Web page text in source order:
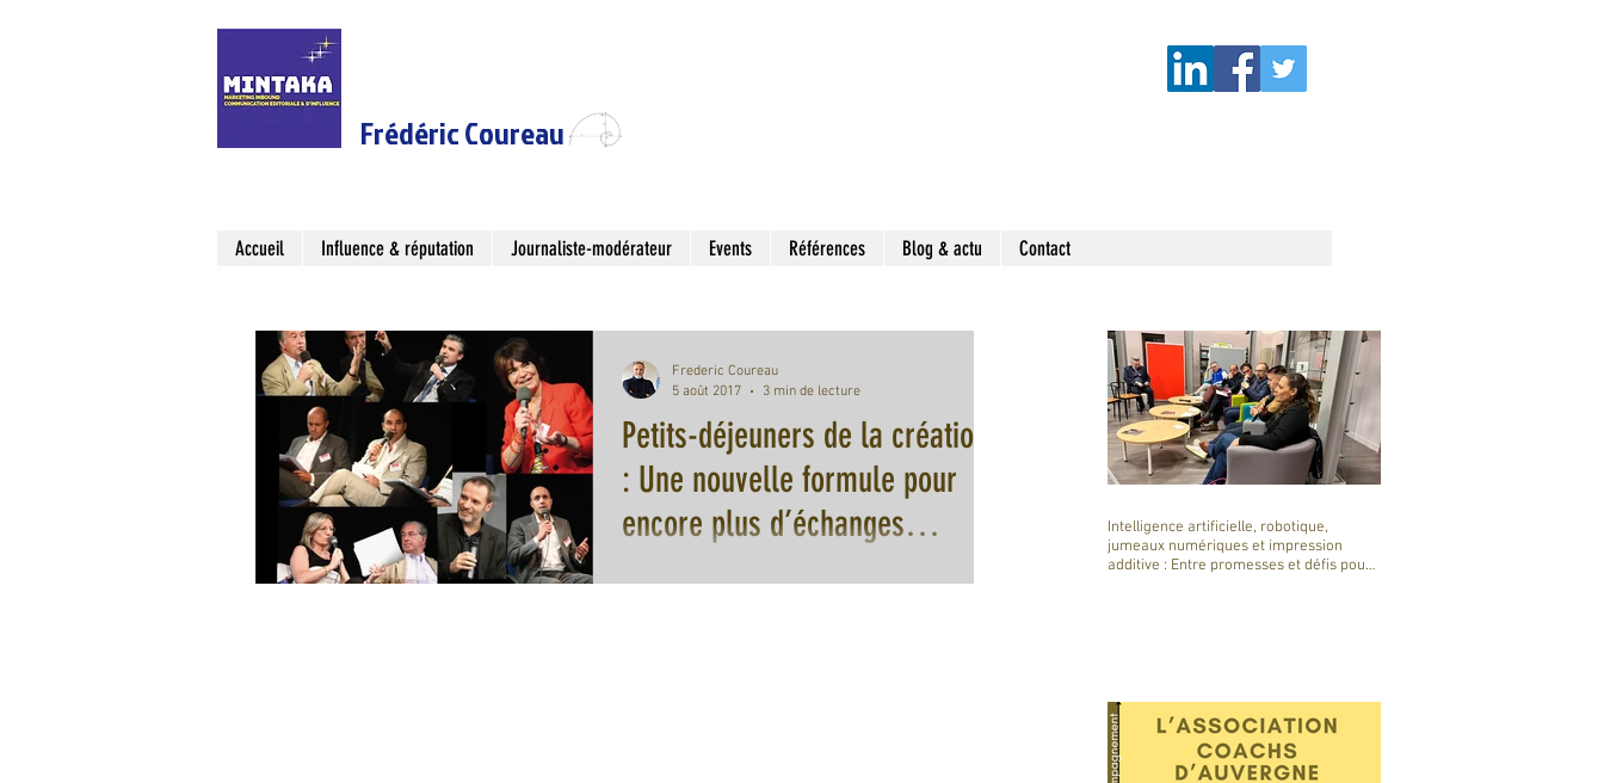
Frédéric Coureau
Accueil Influence & réputation Journaliste-modérateur Events Références Blog & actu Contact
Petits-déjeuners de la création
: Une nouvelle formule pour
encore plus d’échanges…
Frederic Coureau
5 août 2017
3 min de lecture
Intelligence artificielle, robotique,
jumeaux numériques et impression
additive : Entre promesses et défis pour